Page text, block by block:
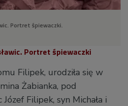
Portret śpiewaczki.
Portret śpiewaczki
Filipek, urodziła się w
Żabianka, pod
Filipek, syn Michała i